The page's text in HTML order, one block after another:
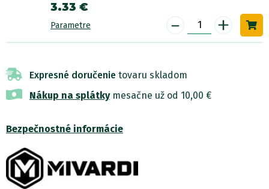
3.33 €
Parametre - +
Expresné doručenie tovaru skladom
Nákup na splátkymesačne už od 10,00 €
Bezpečnostné informácie